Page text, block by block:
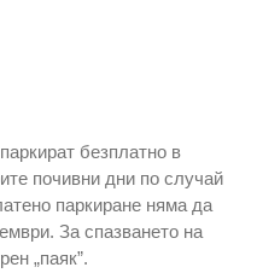
безплатно в
почивни дни по случай
паркиране няма да
За спазването на
„паяк”.